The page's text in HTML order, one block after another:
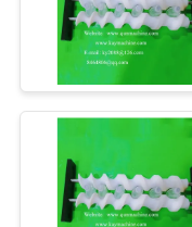
NOSOTROS
VISITA
FÁBRICA
el
Los